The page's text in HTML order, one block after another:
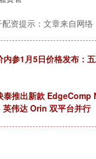
资提示：文章来自网络
内参1月5日价格发布：
泰推出新款 EdgeComp
英伟达 Orin 双平台并行